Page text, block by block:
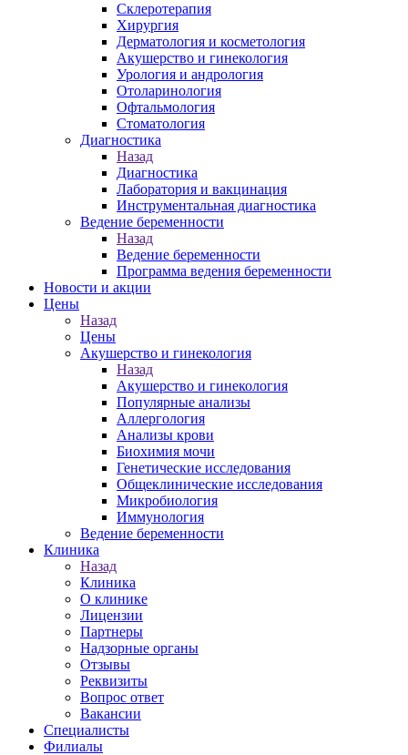
Склеротерапия
Хирургия
Дерматология и косметология
Акушерство и гинекология
Урология и андрология
Отоларинология
Офтальмология
Стоматология
Диагностика
Назад
Диагностика
Лаборатория и вакцинация
Инструментальная диагностика
Ведение беременности
Назад
Ведение беременности
Программа ведения беременности
Новости и акции
Цены
Назад
Цены
Акушерство и гинекология
Назад
Акушерство и гинекология
Популярные анализы
Аллергология
Анализы крови
Биохимия мочи
Генетические исследования
Общеклинические исследования
Микробиология
Иммунология
Ведение беременности
Клиника
Назад
Клиника
О клинике
Лицензии
Партнеры
Надзорные органы
Отзывы
Реквизиты
Вопрос ответ
Вакансии
Специалисты
Филиалы